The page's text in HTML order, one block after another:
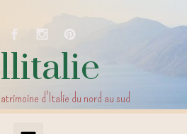
d'Italie du nord au sud